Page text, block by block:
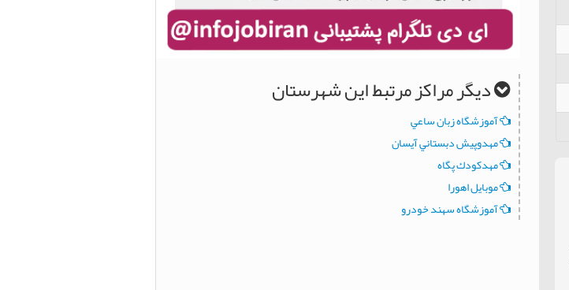
دیگر مراکز مرتبط این شهرستان
آموزشگاه زبان ساعي
مهدوپيش دبستاني آيسان
مهدكودك پگاه
موبايل اهورا
آموزشگاه سهند خودرو